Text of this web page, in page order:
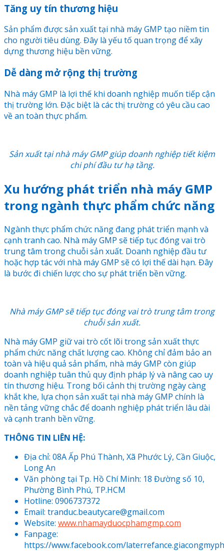
Tăng uy tín thương hiệu
Sản phẩm được sản xuất tại nhà máy GMP tạo niềm tin
cho người tiêu dùng. Đây là yếu tố quan trọng để xây
dựng thương hiệu bền vững.
Dễ dàng mở rộng thị trường
Nhà máy GMP là lợi thế khi doanh nghiệp muốn tiếp cận
thị trường lớn. Đặc biệt là các thị trường có yêu cầu cao
về an toàn thực phẩm.
Sản xuất tại nhà máy GMP giúp doanh nghiệp tiết kiệm
chi phí đầu tư hạ tầng.
Xu hướng phát triển nhà máy GMP
trong ngành thực phẩm chức năng
Ngành thực phẩm chức năng đang phát triển mạnh và
cạnh tranh cao. Nhà máy GMP sẽ tiếp tục đóng vai trò
trung tâm trong chuỗi sản xuất. Doanh nghiệp đầu tư
hoặc hợp tác với nhà máy GMP sẽ có lợi thế dài hạn. Đây
là bước đi chiến lược cho sự phát triển bền vững.
Nhà máy GMP sẽ tiếp tục đóng vai trò trung tâm trong
chuỗi sản xuất.
Nhà máy GMP giữ vai trò cốt lõi trong sản xuất thực
phẩm chức năng chất lượng cao. Không chỉ đảm bảo an
toàn và hiệu quả sản phẩm, nhà máy GMP còn giúp
doanh nghiệp tuân thủ quy định pháp lý và nâng cao uy
tín thương hiệu. Trong bối cảnh thị trường ngày càng
khắt khe, lựa chọn sản xuất tại nhà máy GMP chính là
nền tảng vững chắc để doanh nghiệp phát triển lâu dài
và cạnh tranh bền vững.
THÔNG TIN LIÊN HỆ:
Địa chỉ: 08A Ấp Phú Thành, Xã Phước Lý, Cần Giuộc,
Long An
Văn phòng tại Tp. Hồ Chí Minh: 18 Đường số 10,
Phường Bình Phú, TP.HCM
Hotline: 0906737372
Email: tranduc.beautycare@gmail.com
Website: www.nhamayduocphamgmp.com
Fanpage:
https://www.facebook.com/